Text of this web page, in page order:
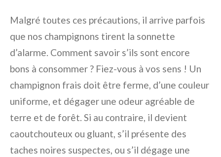
Malgré toutes ces précautions, il arrive parfois
que nos champignons tirent la sonnette
d’alarme. Comment savoir s’ils sont encore
bons à consommer ? Fiez-vous à vos sens ! Un
champignon frais doit être ferme, d’une couleur
uniforme, et dégager une odeur agréable de
terre et de forêt. Si au contraire, il devient
caoutchouteux ou gluant, s’il présente des
taches noires suspectes, ou s’il dégage une